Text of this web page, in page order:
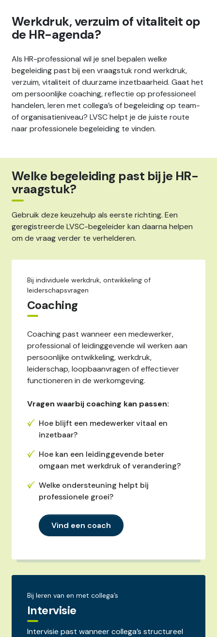
Werkdruk, verzuim of vitaliteit op
de HR-agenda?
Als HR-professional wil je snel bepalen welke
begeleiding past bij een vraagstuk rond werkdruk,
verzuim, vitaliteit of duurzame inzetbaarheid. Gaat het
om persoonlijke coaching, reflectie op professioneel
handelen, leren met collega’s of begeleiding op team-
of organisatieniveau? LVSC helpt je de juiste route
naar professionele begeleiding te vinden.
Welke begeleiding past bij je HR-
vraagstuk?
Gebruik deze keuzehulp als eerste richting. Een
geregistreerde LVSC-begeleider kan daarna helpen
om de vraag verder te verhelderen.
Bij individuele werkdruk, ontwikkeling of
leiderschapsvragen
Coaching
Coaching past wanneer een medewerker,
professional of leidinggevende wil werken aan
persoonlijke ontwikkeling, werkdruk,
leiderschap, loopbaanvragen of effectiever
functioneren in de werkomgeving.
Vragen waarbij coaching kan passen:
Hoe blijft een medewerker vitaal en
inzetbaar?
Hoe kan een leidinggevende beter
omgaan met werkdruk of verandering?
Welke ondersteuning helpt bij
professionele groei?
Vind een coach
Bij leren van en met collega’s
Intervisie
Intervisie past wanneer collega’s structureel